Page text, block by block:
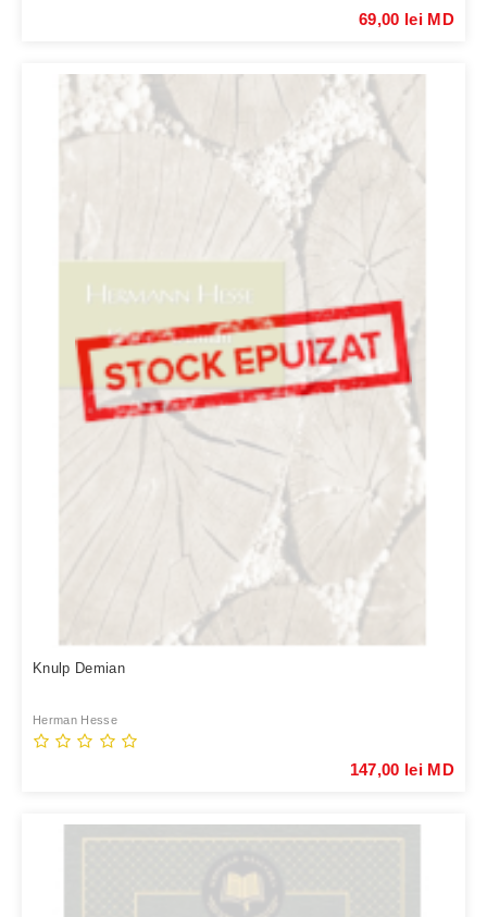
69,00 lei MD
Knulp Demian
Herman Hesse
147,00 lei MD